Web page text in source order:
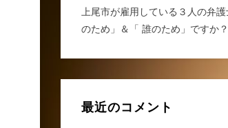
上尾市が雇用している３人の弁
のため」＆「 誰のため」ですか？
最近のコメント